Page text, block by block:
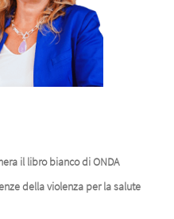
il libro bianco di ONDA
della violenza per la salute